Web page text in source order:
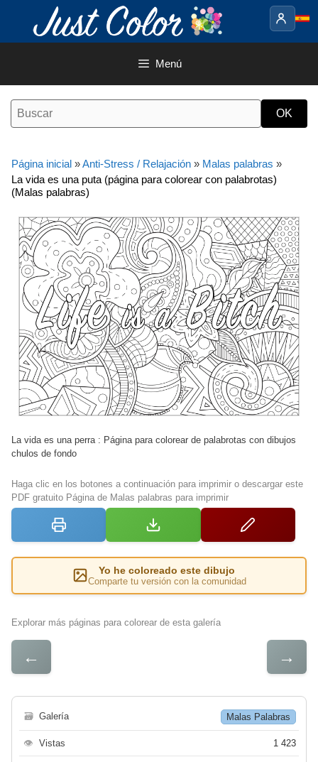
contenido
Menú
Página inicial »Anti-Stress / Relajación » Malas palabras »
La vida es una puta (página para colorear con palabrotas)
(Malas palabras)
La vida es una perra : Página para colorear de palabrotas con dibujos
chulos de fondo
Haga clic en los botones a continuación para imprimir o descargar este
PDF gratuito Página de Malas palabras para imprimir
Yo he coloreado este dibujo
Comparte tu versión con la comunidad
Explorar más páginas para colorear de esta galería
← →
🗃 Galería Malas Palabras
👁 Vistas 1 423